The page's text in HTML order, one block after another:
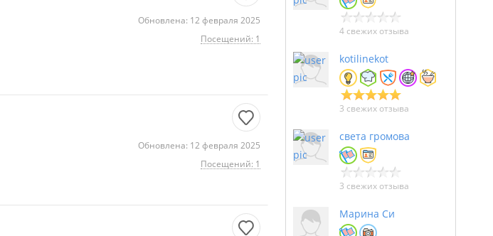
Обновлена: 12 февраля 2025
Посещений: 1
Обновлена: 12 февраля 2025
Посещений: 1
4 свежих отзыва
kotilinekot
3 свежих отзыва
света громова
3 свежих отзыва
Марина Си